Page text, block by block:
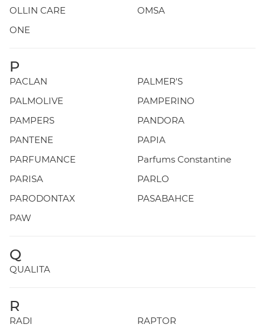
OLLIN CARE
OMSA
ONE
P
PACLAN
PALMER'S
PALMOLIVE
PAMPERINO
PAMPERS
PANDORA
PANTENE
PAPIA
PARFUMANCE
Parfums Constantine
PARISA
PARLO
PARODONTAX
PASABAHCE
PAW
Q
QUALITA
R
RADI
RAPTOR